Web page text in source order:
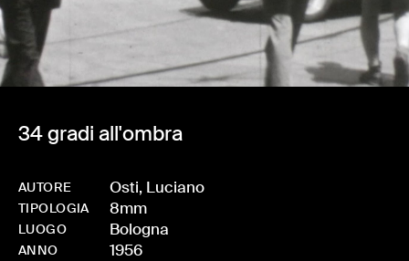
34 gradi all'ombra
AUTORE Osti, Luciano
TIPOLOGIA 8mm
LUOGO Bologna
ANNO 1956